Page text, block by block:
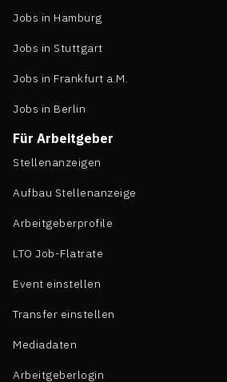
Jobs in Hamburg
Jobs in Stuttgart
Jobs in Frankfurt a.M.
Jobs in Berlin
Für Arbeitgeber
Stellenanzeigen
Aufbau Stellenanzeige
Arbeitgeberprofile
LTO Job-Flatrate
Event einstellen
Transfer einstellen
Mediadaten
Arbeitgeberlogin